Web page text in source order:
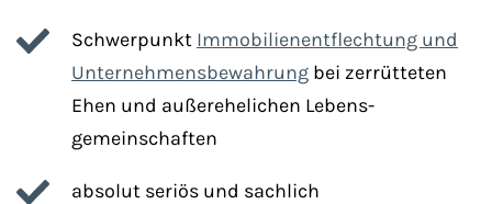
Schwerpunkt Immobilien­entflech­tung und
Unter­nehmens­bewahrung bei zerrütteten
Ehen und außer­ehe­lichen Lebens­
gemeinschaften
absolut seriös und sachlich